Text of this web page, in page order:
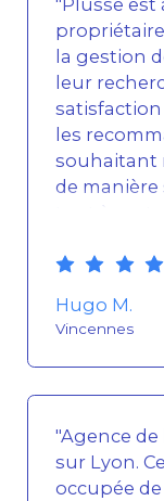
"Plusse est
la gestion
leur
les
souhaitant
de
tout à un
agences
pu avoir
Hugo M.
Vincennes
"Agence
sur Lyon.
occupée